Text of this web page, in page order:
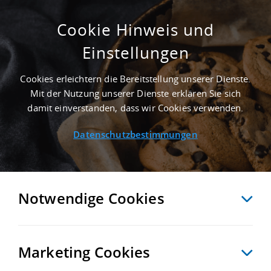
4.800 M² GEWERBEHALLE IN SCHKEUDITZ
AN DER AUTOBAHN A 9 - LANDKREIS
NORDSACHSEN
Startseite/ Immobiliensuche/ Detailansicht
ZURÜCK MERKEN VERGLEICHEN EXPORT PDF
Cookie Hinweis und
Einstellungen
Cookies erleichtern die Bereitstellung unserer Dienste.
Mit der Nutzung unserer Dienste erklären Sie sich
damit einverstanden, dass wir Cookies verwenden.
Datenschutzbestimmungen
Notwendige Cookies
Marketing Cookies